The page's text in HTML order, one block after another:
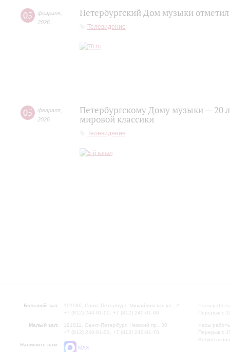
05 февраля
2026
Петербургский Дом музыки
Телевидение
05 февраля
2026
Петербургскому Дому музыки — 20
мировой классики
Телевидение
Большой зал:
191186, Санкт-Петербург, Михайловская ул., 2
+7 (812) 240-01-00, +7 (812) 240-01-80
Малый зал:
191011, Санкт-Петербург, Невский пр., 30
+7 (812) 240-01-00, +7 (812) 240-01-70
Напишите нам:
MAX
Часы
Перерыв с
Часы
Перерыв с
Вопросы